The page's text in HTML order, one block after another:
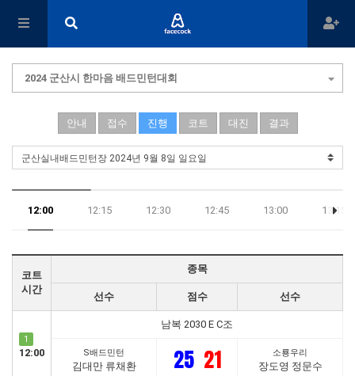
2024 군산시 한마음 배드민턴대회
안내 접수 진행 코트 대진 결과
12:00 12:15 12:30 12:45 13:00 13:15
코트
시간
종목
선수 점수 선수
1
12:00
남복 2030 E C조
S배드민턴
김대만 류채환 25 21 소룡우리
장도영 정문수